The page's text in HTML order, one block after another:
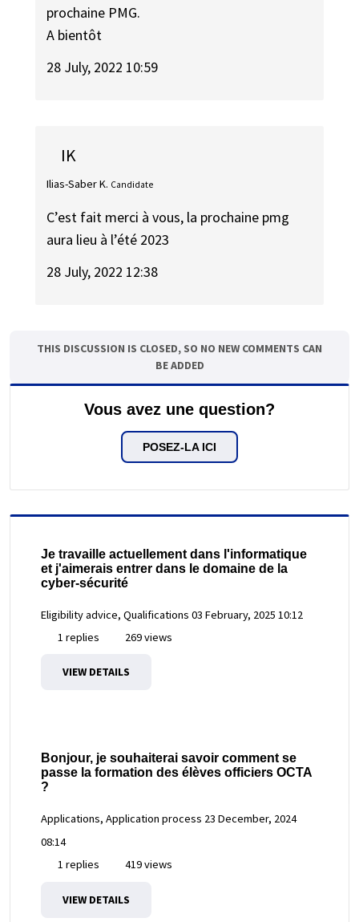
prochaine PMG.
A bientôt
28 July, 2022 10:59
IK
Ilias-Saber K. Candidate
C’est fait merci à vous, la prochaine pmg
aura lieu à l’été 2023
28 July, 2022 12:38
THIS DISCUSSION IS CLOSED, SO NO NEW COMMENTS CAN
BE ADDED
Vous avez une question?
POSEZ-LA ICI
Je travaille actuellement dans l'informatique
et j'aimerais entrer dans le domaine de la
cyber-sécurité
Eligibility advice, Qualifications 03 February, 2025 10:12
1 replies
269 views
VIEW DETAILS
Bonjour, je souhaiterai savoir comment se
passe la formation des élèves officiers OCTA
?
Applications, Application process 23 December, 2024
08:14
1 replies
419 views
VIEW DETAILS